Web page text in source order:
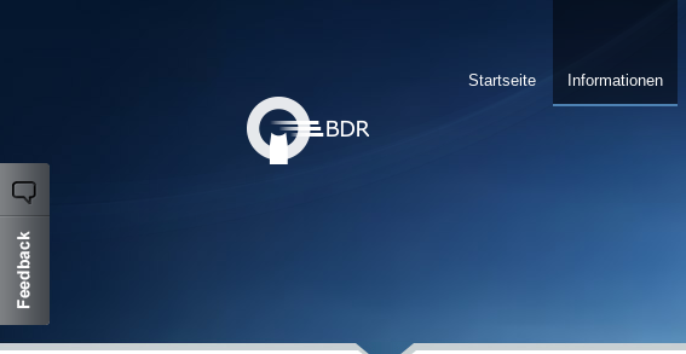
Informationen
Startseite